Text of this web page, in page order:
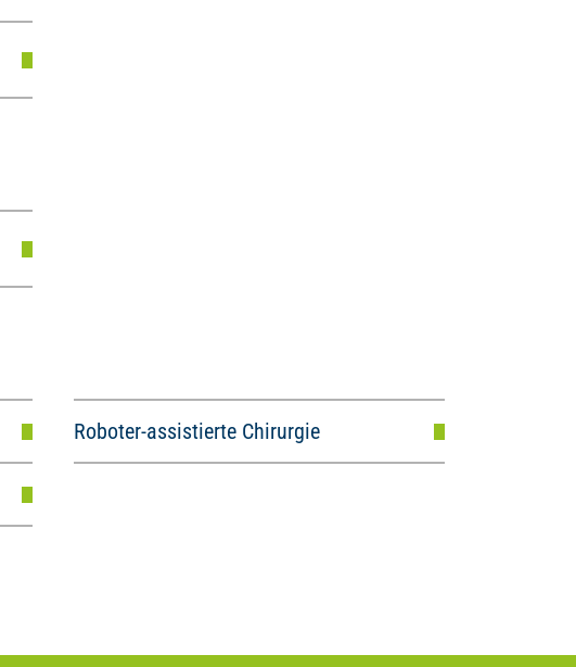
Roboter-assistierte Chirurgie